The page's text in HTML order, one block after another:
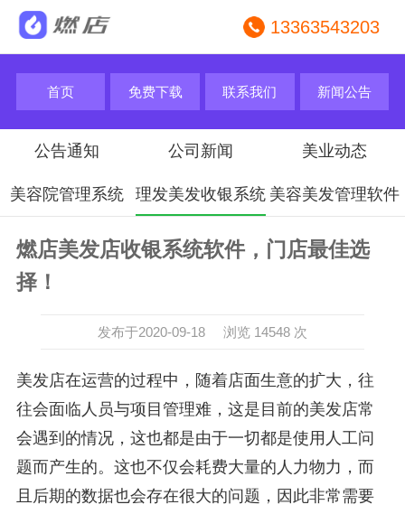
13363543203
首页 免费下载 联系我们 新闻公告
公告通知 公司新闻 美业动态
美容院管理系统 理发美发收银系统 美容美发管理软件
燃店美发店收银系统软件，门店最佳选
择！
发布于2020-09-18 浏览 14548 次
美发店在运营的过程中，随着店面生意的扩大，往
往会面临人员与项目管理难，这是目前的美发店常
会遇到的情况，这也都是由于一切都是使用人工问
题而产生的。这也不仅会耗费大量的人力物力，而
且后期的数据也会存在很大的问题，因此非常需要